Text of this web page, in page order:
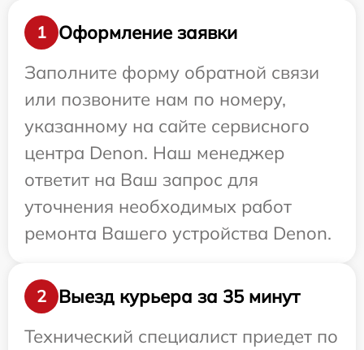
1
Оформление заявки
Заполните форму обратной связи
или позвоните нам по номеру,
указанному на сайте сервисного
центра Denon. Наш менеджер
ответит на Ваш запрос для
уточнения необходимых работ
ремонта Вашего устройства Denon.
2
Выезд курьера за 35 минут
Технический специалист приедет по